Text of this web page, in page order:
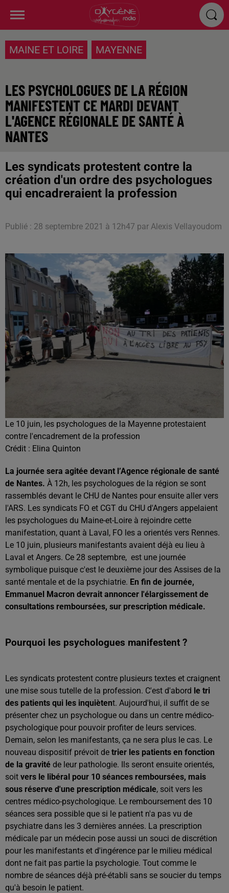
MAINE ET LOIRE MAYENNE
LES PSYCHOLOGUES DE LA RÉGION
MANIFESTENT CE MARDI DEVANT
L'AGENCE RÉGIONALE DE SANTÉ À
NANTES
Les syndicats protestent contre la
création d'un ordre des psychologues
qui encadreraient la profession
Publié : 28 septembre 2021 à 12h47 par Alexis Vellayoudom
Le 10 juin, les psychologues de la Mayenne protestaient
contre l'encadrement de la profession
Crédit : Elina Quinton
La journée sera agitée devant l’Agence régionale de santé
de Nantes. À 12h, les psychologues de la région se sont
rassemblés devant le CHU de Nantes pour ensuite aller vers
l'ARS. Les syndicats FO et CGT du CHU d'Angers appelaient
les psychologues du Maine-et-Loire à rejoindre cette
manifestation, quant à Laval, FO les a orientés vers Rennes.
Le 10 juin, plusieurs manifestants avaient déjà eu lieu à
Laval et Angers. Ce 28 septembre, est une journée
symbolique puisque c'est le deuxième jour des Assises de la
santé mentale et de la psychiatrie. En fin de journée,
Emmanuel Macron devrait annoncer l'élargissement de
consultations remboursées, sur prescription médicale.
Pourquoi les psychologues manifestent ?
Les syndicats protestent contre plusieurs textes et craignent
une mise sous tutelle de la profession. C'est d'abord le tri
des patients qui les inquiètent. Aujourd'hui, il suffit de se
présenter chez un psychologue ou dans un centre médico-
psychologique pour pouvoir profiter de leurs services.
Demain, selon les manifestants, ça ne sera plus le cas. Le
nouveau dispositif prévoit de trier les patients en fonction
de la gravité de leur pathologie. Ils seront ensuite orientés,
soit vers le libéral pour 10 séances remboursées, mais
sous réserve d'une prescription médicale, soit vers les
centres médico-psychologique. Le remboursement des 10
séances sera possible que si le patient n'a pas vu de
psychiatre dans les 3 dernières années. La prescription
médicale par un médecin pose aussi un souci de discrétion
pour les manifestants et d'ingérence par le milieu médical
dont ne fait pas partie la psychologie. Tout comme le
nombre de séances déjà pré-établi sans se soucier du temps
qu'à besoin le patient.